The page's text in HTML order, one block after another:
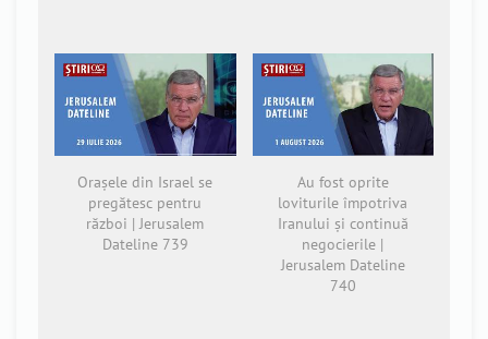
Orașele din Israel se
pregătesc pentru
război | Jerusalem
Dateline 739
Au fost oprite
loviturile împotriva
Iranului și continuă
negocierile |
Jerusalem Dateline
740